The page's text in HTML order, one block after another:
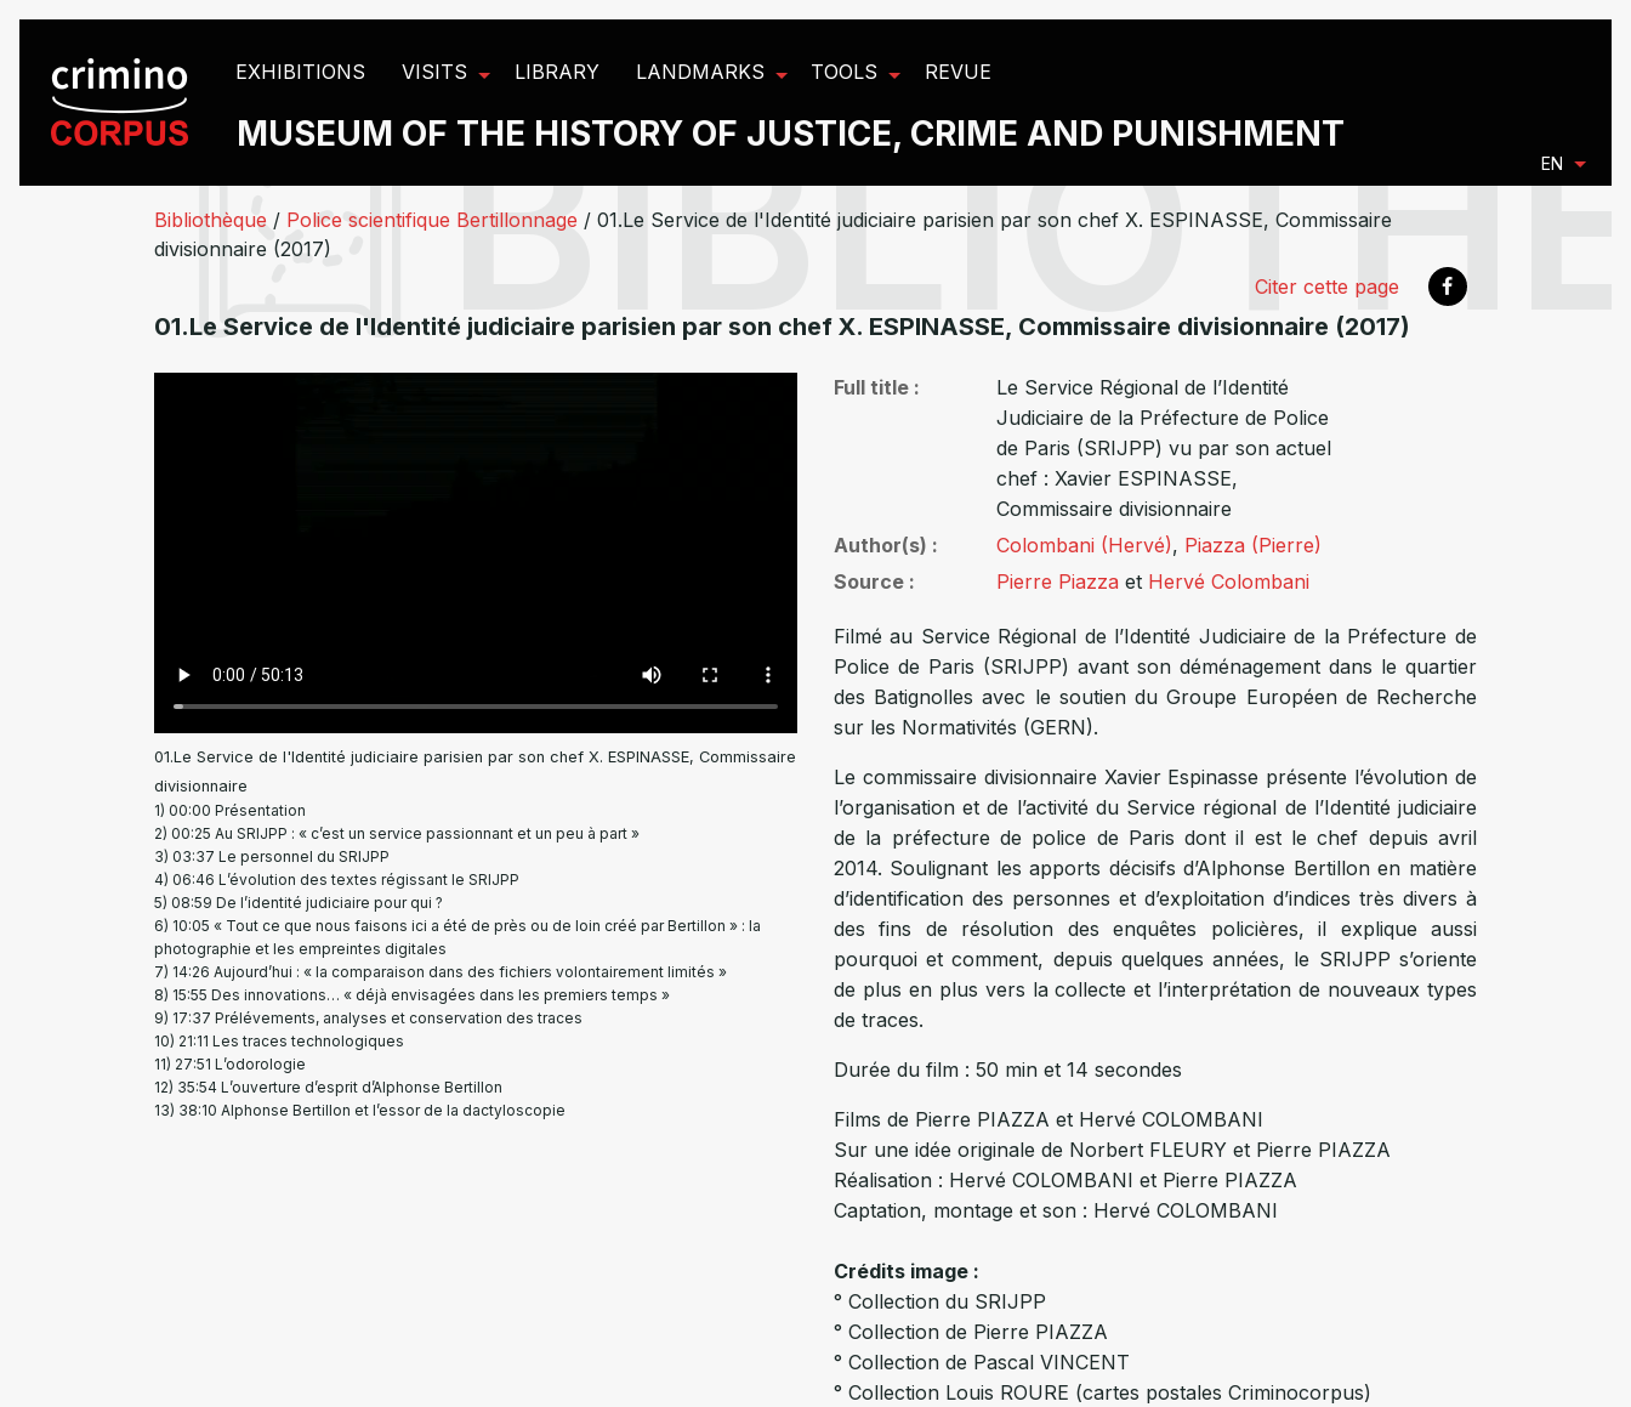
EXHIBITIONS VISITS LIBRARY LANDMARKS TOOLS REVUE
MUSEUM OF THE HISTORY OF JUSTICE, CRIME AND PUNISHMENT
EN
Bibliothèque / Police scientifique Bertillonnage / 01.Le Service de l'Identité judiciaire parisien par son chef X. ESPINASSE, Commissaire
divisionnaire (2017)
Citer cette page
01.Le Service de l'Identité judiciaire parisien par son chef X. ESPINASSE, Commissaire divisionnaire (2017)
01.Le Service de l'Identité judiciaire parisien par son chef X. ESPINASSE, Commissaire
divisionnaire
00:00 Présentation
00:25 Au SRIJPP : « c’est un service passionnant et un peu à part »
03:37 Le personnel du SRIJPP
06:46 L’évolution des textes régissant le SRIJPP
08:59 De l’identité judiciaire pour qui ?
10:05 « Tout ce que nous faisons ici a été de près ou de loin créé par Bertillon » : la
photographie et les empreintes digitales
14:26 Aujourd’hui : « la comparaison dans des fichiers volontairement limités »
15:55 Des innovations… « déjà envisagées dans les premiers temps »
17:37 Prélévements, analyses et conservation des traces
21:11 Les traces technologiques
27:51 L’odorologie
35:54 L’ouverture d’esprit d’Alphonse Bertillon
38:10 Alphonse Bertillon et l’essor de la dactyloscopie
Full title
Le Service Régional de l’Identité
Judiciaire de la Préfecture de Police
de Paris (SRIJPP) vu par son actuel
chef : Xavier ESPINASSE,
Commissaire divisionnaire
Author(s)
Colombani (Hervé), Piazza (Pierre)
Source
Pierre Piazza et Hervé Colombani
Filmé au Service Régional de l’Identité Judiciaire de la Préfecture de
Police de Paris (SRIJPP) avant son déménagement dans le quartier
des Batignolles avec le soutien du Groupe Européen de Recherche
sur les Normativités (GERN).
Le commissaire divisionnaire Xavier Espinasse présente l’évolution de
l’organisation et de l’activité du Service régional de l’Identité judiciaire
de la préfecture de police de Paris dont il est le chef depuis avril
2014. Soulignant les apports décisifs d’Alphonse Bertillon en matière
d’identification des personnes et d’exploitation d’indices très divers à
des fins de résolution des enquêtes policières, il explique aussi
pourquoi et comment, depuis quelques années, le SRIJPP s’oriente
de plus en plus vers la collecte et l’interprétation de nouveaux types
de traces.
Durée du film : 50 min et 14 secondes
Films de Pierre PIAZZA et Hervé COLOMBANI
Sur une idée originale de Norbert FLEURY et Pierre PIAZZA
Réalisation : Hervé COLOMBANI et Pierre PIAZZA
Captation, montage et son : Hervé COLOMBANI
Crédits image :
° Collection du SRIJPP
° Collection de Pierre PIAZZA
° Collection de Pascal VINCENT
° Collection Louis ROURE (cartes postales Criminocorpus)
Cookies management panel